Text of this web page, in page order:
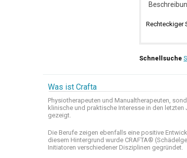
Rechteckiger
Schnellsuche
Was ist Crafta
Physiotherapeuten und Manualtherapeuten,
klinische und praktische Interesse in den letzten
gezeigt.
Die Berufe zeigen ebenfalls eine positive
diesem Hintergrund wurde CRAFTA® (
Initiatoren verschiedener Disziplinen gegründet.